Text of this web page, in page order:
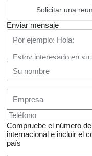
Solicitar una
Enviar mensaje
Compruebe el número
internacional e incluir el
país